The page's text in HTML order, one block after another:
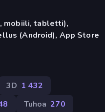
mobiili, tabletti),
(Android), App Store
3D 1 432
Tuhoa 270